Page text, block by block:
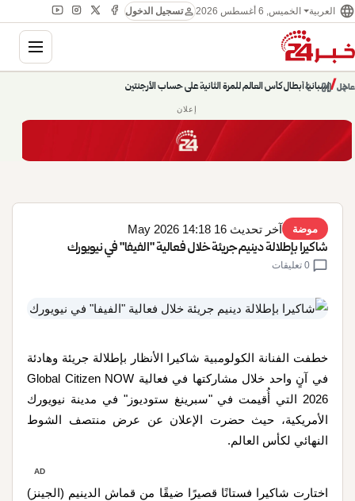
language العربية الخميس, 6 أغسطس 2026 personتسجيل الدخول
عاجل/إسبانيا أبطال كأس العالم للمرة الثانية على حساب الأرجنتين chevron_right
pause
chevron_left
إعلان
موضة آخر تحديث 16 May 2026 14:18
شاكيرا بإطلالة دينيم جريئة خلال فعالية "الفيفا" في نيويورك
chat_bubble
خطفت الفنانة الكولومبية شاكيرا الأنظار بإطلالة جريئة وهادئة
في آنٍ واحد خلال مشاركتها في فعالية Global Citizen NOW
2026 التي أُقيمت في "سبرينغ ستوديوز" في مدينة نيويورك
الأمريكية، حيث حضرت الإعلان عن عرض منتصف الشوط
النهائي لكأس العالم.
AD
اختارت شاكيرا فستانًا قصيرًا ضيقًا من قماش الدينيم (الجينز)